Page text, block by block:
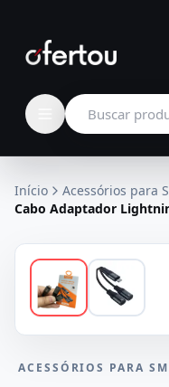
Buscar produtos
Início
Acessórios para
Cabo Adaptador
ACESSÓRIOS PARA